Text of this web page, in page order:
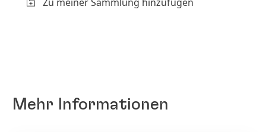
Mehr Informationen